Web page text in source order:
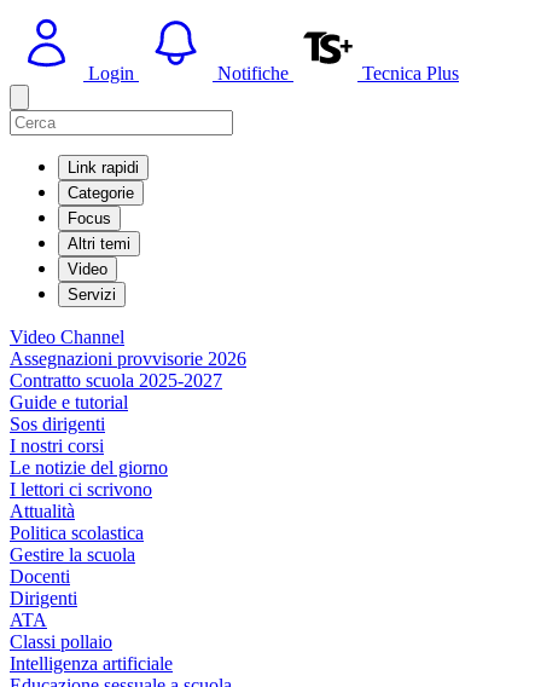
Login Notifiche Tecnica Plus
Link rapidi
Categorie
Focus
Altri temi
Video
Servizi
Video Channel
Assegnazioni provvisorie 2026
Contratto scuola 2025-2027
Guide e tutorial
Sos dirigenti
I nostri corsi
Le notizie del giorno
I lettori ci scrivono
Attualità
Politica scolastica
Gestire la scuola
Docenti
Dirigenti
ATA
Classi pollaio
Intelligenza artificiale